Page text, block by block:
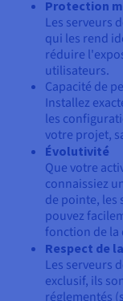
Protection
Les serveurs
qui les rend
réduire
utilisateurs.
Capacité de
Installez
les
votre projet,
Évolutivité
Que votre
connaissiez
de pointe, les
pouvez
fonction de la
Respect de
Les serveurs
exclusif, ils
réglementés